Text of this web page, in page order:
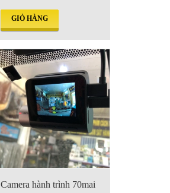
GIỎ HÀNG
Camera hành trình 70mai